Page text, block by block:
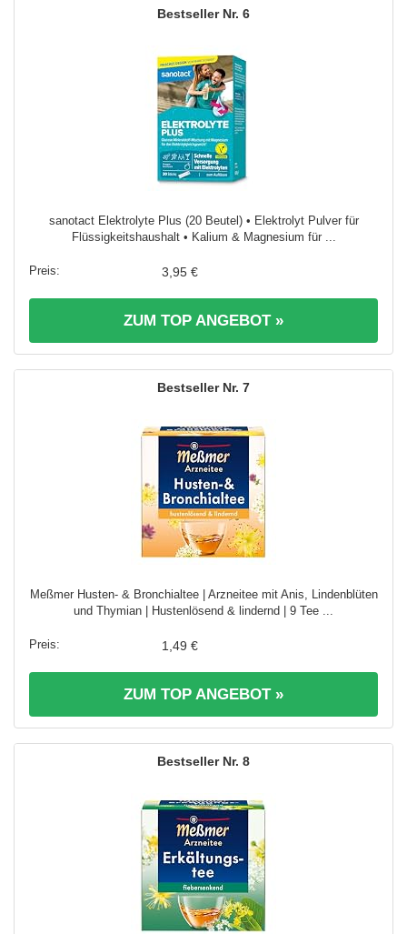
6
sanotact Elektrolyte Plus (20 Beutel) • Elektrolyt Pulver für
Flüssigkeitshaushalt • Kalium & Magnesium für ...
3,95 €
ZUM TOP ANGEBOT »
7
Meßmer Husten‑ & Bronchialtee | Arzneitee mit Anis, Lindenblüten
und Thymian | Hustenlösend & lindernd | 9 Tee ...
1,49 €
ZUM TOP ANGEBOT »
8